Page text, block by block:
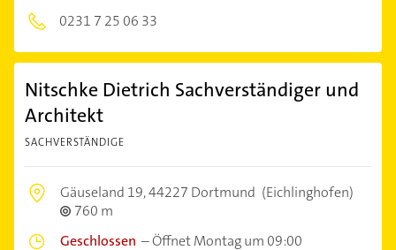
0231 7 25 06 33
Nitschke Dietrich Sachverständiger und
Architekt
SACHVERSTÄNDIGE
Gäuseland 19,44227 Dortmund (Eichlinghofen)
760 m
Geschlossen –Öffnet Montag um 09:00